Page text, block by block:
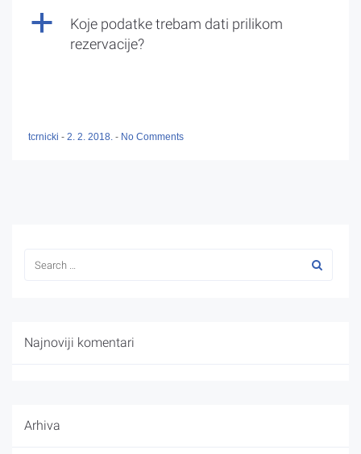
a
Koje podatke trebam dati prilikom
rezervacije?
tcrnicki - 2. 2. 2018. - No Comments
Najnoviji komentari
Arhiva